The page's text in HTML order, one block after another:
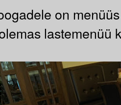
on
lastemenüü